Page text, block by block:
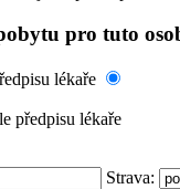
pro tuto
lékaře
předpisu lékaře
Strava: